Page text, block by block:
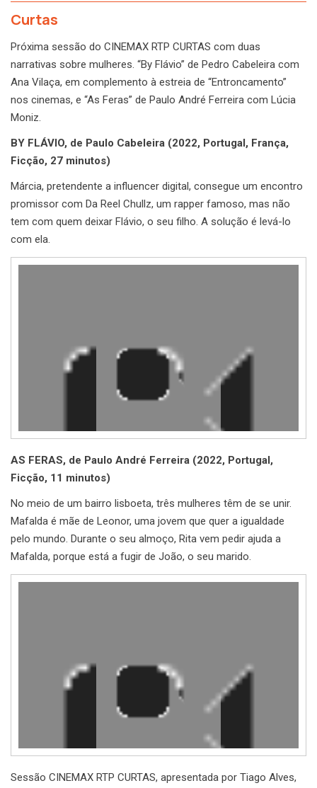
Curtas
Próxima sessão do CINEMAX RTP CURTAS com duas
narrativas sobre mulheres. “By Flávio” de Pedro Cabeleira com
Ana Vilaça, em complemento à estreia de “Entroncamento”
nos cinemas, e “As Feras” de Paulo André Ferreira com Lúcia
Moniz.
BY FLÁVIO, de Paulo Cabeleira (2022, Portugal, França,
Ficção, 27 minutos)
Márcia, pretendente a influencer digital, consegue um encontro
promissor com Da Reel Chullz, um rapper famoso, mas não
tem com quem deixar Flávio, o seu filho. A solução é levá-lo
com ela.
AS FERAS, de Paulo André Ferreira (2022, Portugal,
Ficção, 11 minutos)
No meio de um bairro lisboeta, três mulheres têm de se unir.
Mafalda é mãe de Leonor, uma jovem que quer a igualdade
pelo mundo. Durante o seu almoço, Rita vem pedir ajuda a
Mafalda, porque está a fugir de João, o seu marido.
Sessão CINEMAX RTP CURTAS, apresentada por Tiago Alves,